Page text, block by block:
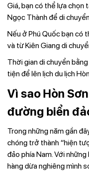
Giá, bạn có thể lựa chọn
Ngọc Thành để di
Nếu ở Phú Quốc bạn có
và từ Kiên Giang di
Thời gian di chuyển
tiện để lên lịch du lịch
Vì sao Hòn
đường biển
Trong những năm gần
chóng trở thành “hiện
đảo phía Nam. Với
hàng dừa nghiêng mình